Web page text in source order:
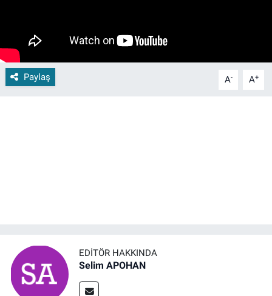
Paylaş A- A+
EDITÖR HAKKINDA
Selim APOHAN